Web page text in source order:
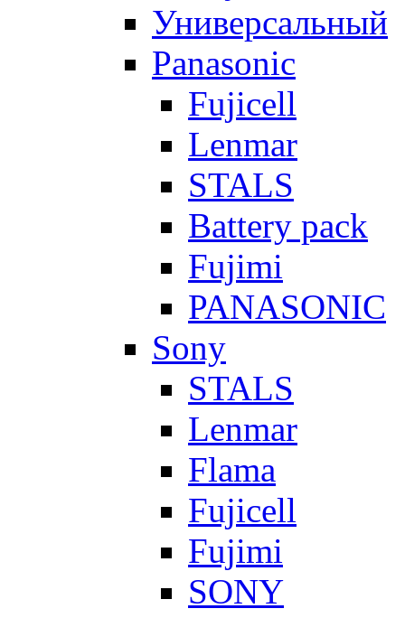
Универсальный
Panasonic
Fujicell
Lenmar
STALS
Battery pack
Fujimi
PANASONIC
Sony
STALS
Lenmar
Flama
Fujicell
Fujimi
SONY